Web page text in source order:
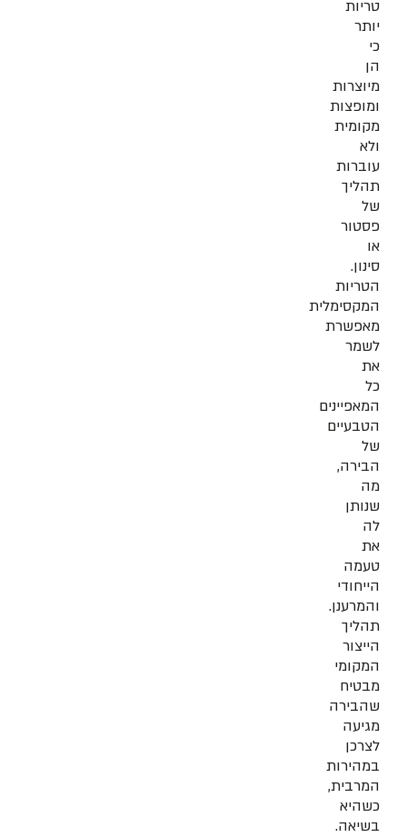
טריות
יותר
כי
הן
מיוצרות
ומופצות
מקומית
ולא
עוברות
תהליך
של
פסטור
או
סינון.
הטריות
המקסימלית
מאפשרת
לשמר
את
כל
המאפיינים
הטבעיים
של
הבירה,
מה
שנותן
לה
את
טעמה
הייחודי
והמרענן.
תהליך
הייצור
המקומי
מבטיח
שהבירה
מגיעה
לצרכן
במהירות
המרבית,
כשהיא
בשיאה.